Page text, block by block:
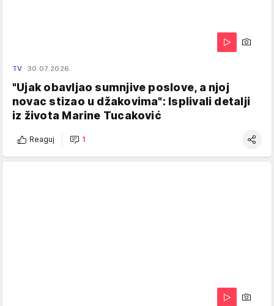
TV 30.07.2026.
"Ujak obavljao sumnjive poslove, a njoj
novac stizao u džakovima": Isplivali detalji
iz života Marine Tucaković
Reaguj 1